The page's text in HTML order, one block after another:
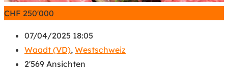
CHF 250'000
07/04/2025 18:05
Waadt (VD), Westschweiz
2'569 Ansichten